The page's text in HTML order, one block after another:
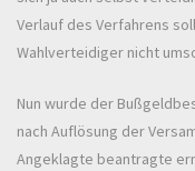
Verlauf des Verfahrens
Wahlverteidiger nicht
Nun wurde der
nach Auflösung der
Angeklagte beantragte